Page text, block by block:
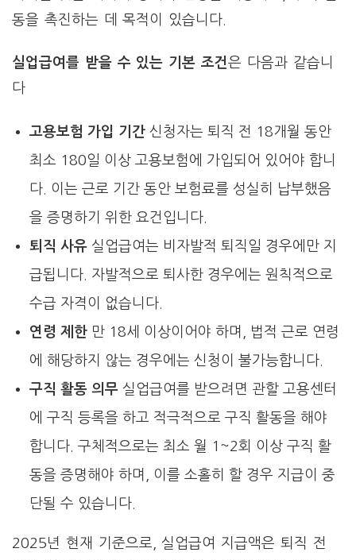
동을 촉진하는 데 목적이 있습니다.
실업급여를 받을 수 있는 기본 조건은 다음과 같습니
다
고용보험 가입 기간신청자는 퇴직 전 18개월 동안
최소 180일 이상 고용보험에 가입되어 있어야 합니
다. 이는 근로 기간 동안 보험료를 성실히 납부했음
을 증명하기 위한 요건입니다.
퇴직 사유실업급여는 비자발적 퇴직일 경우에만 지
급됩니다. 자발적으로 퇴사한 경우에는 원칙적으로
수급 자격이 없습니다.
연령 제한만 18세 이상이어야 하며, 법적 근로 연령
에 해당하지 않는 경우에는 신청이 불가능합니다.
구직 활동 의무실업급여를 받으려면 관할 고용센터
에 구직 등록을 하고 적극적으로 구직 활동을 해야
합니다. 구체적으로는 최소 월 1~2회 이상 구직 활
동을 증명해야 하며, 이를 소홀히 할 경우 지급이 중
단될 수 있습니다.
2025년 현재 기준으로, 실업급여 지급액은 퇴직 전